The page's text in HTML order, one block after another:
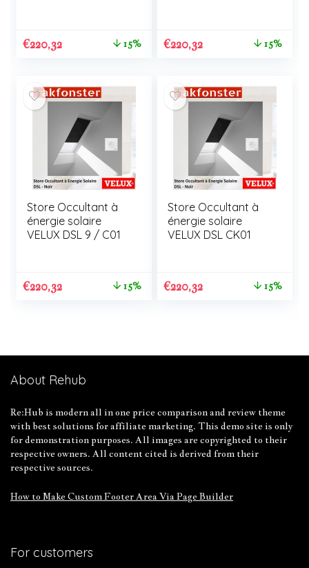
€220,32 15% €220,32 15%
Store Occultant à
énergie solaire
VELUX DSL 9 / C01
€220,32 15%
Store Occultant à
énergie solaire
VELUX DSL CK01
€220,32 15%
About Rehub
Re:Hub is modern all in one price comparison and review theme
with best solutions for affiliate marketing. This demo site is only
for demonstration purposes. All images are copyrighted to their
respective owners. All content cited is derived from their
respective sources.
How to Make Custom Footer Area Via Page Builder
For customers